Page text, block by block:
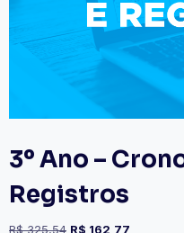
3º Ano –
Registros
R$325,54 R$ 162,77